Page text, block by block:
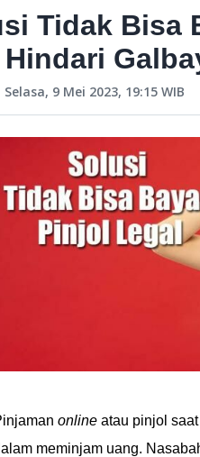
Tidak Bisa
Selasa, 9 Mei 2023, 19:15 WIB
online atau pinjol
meminjam uang.